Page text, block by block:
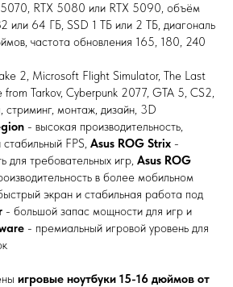
RTX 5080 или RTX 5090, объём
или 64 ГБ, SSD 1 ТБ или 2 ТБ, диагональ
частота обновления 165, 180, 240
2, Microsoft Flight Simulator, The Last
Tarkov, Cyberpunk 2077, GTA 5, CS2,
монтаж, дизайн, 3D
- высокая производительность,
FPS, Asus ROG Strix -
для требовательных игр, Asus ROG
в более мобильном
экран и стабильная работа под
- большой запас мощности для игр и
- премиальный игровой уровень для
игровые ноутбуки 15-16 дюймов от